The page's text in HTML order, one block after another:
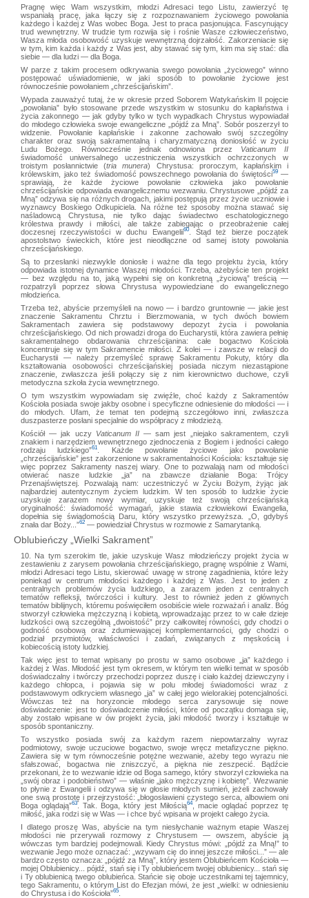
Pragnę więc Wam wszystkim, młodzi Adresaci tego Listu, zawierzyć tę
wspaniałą pracę, jaka łączy się z rozpoznawaniem życiowego powołania
każdego i każdej z Was wobec Boga. Jest to praca pasjonująca. Fascynujący
trud wewnętrzny. W trudzie tym rozwija się i rośnie Wasze człowieczeństwo,
Wasza młoda osobowość uzyskuje wewnętrzną dojrzałość. Zakorzeniacie się
w tym, kim każda i każdy z Was jest, aby stawać się tym, kim ma się stać: dla
siebie — dla ludzi — dla Boga.
W parze z takim procesem odkrywania swego powołania „życiowego” winno
postępować uświadomienie, w jaki sposób to powołanie życiowe jest
równocześnie powołaniem „chrześcijańskim”.
Wypada zauważyć tutaj, że w okresie przed Soborem Watykańskim II pojęcie
„powołania” było stosowane przede wszystkim w stosunku do kapłaństwa i
życia zakonnego — jak gdyby tylko w tych wypadkach Chrystus wypowiadał
do młodego człowieka swoje ewangeliczne „pójdź za Mną”. Sobór poszerzył to
widzenie. Powołanie kapłańskie i zakonne zachowało swój szczególny
charakter oraz swoją sakramentalną i charyzmatyczną doniosłość w życiu
Ludu Bożego. Równocześnie jednak odnowiona przez Vaticanum II
świadomość uniwersalnego uczestniczenia wszystkich ochrzczonych w
troistym posłannictwie (tria munera) Chrystusa: proroczym, kapłańskim i
królewskim, jako też świadomość powszechnego powołania do świętości59—
sprawiają, że każde życiowe powołanie człowieka jako powołanie
chrześcijańskie odpowiada ewangelicznemu wezwaniu. Chrystusowe „pójdź za
Mną” odzywa się na różnych drogach, jakimi postępują przez życie uczniowie i
wyznawcy Boskiego Odkupiciela. Na różne też sposoby można stawać się
naśladowcą Chrystusa, nie tylko dając świadectwo eschatologicznego
królestwa prawdy i miłości, ale także zabiegając o przeobrażenie całej
doczesnej rzeczywistości w duchu Ewangelii60. Stąd też bierze początek
apostolstwo świeckich, które jest nieodłączne od samej istoty powołania
chrześcijańskiego.
Są to przesłanki niezwykle doniosłe i ważne dla tego projektu życia, który
odpowiada istotnej dynamice Waszej młodości. Trzeba, ażebyście ten projekt
— bez względu na to, jaką wypełni się on konkretną „życiową” treścią —
rozpatrzyli poprzez słowa Chrystusa wypowiedziane do ewangelicznego
młodzieńca.
Trzeba też, abyście przemyśleli na nowo — i bardzo gruntownie — jakie jest
znaczenie Sakramentu Chrztu i Bierzmowania, w tych dwóch bowiem
Sakramentach zawiera się podstawowy depozyt życia i powołania
chrześcijańskiego. Od nich prowadzi droga do Eucharystii, która zawiera pełnię
sakramentalnego obdarowania chrześcijanina: całe bogactwo Kościoła
koncentruje się w tym Sakramencie miłości. Z kolei — i zawsze w relacji do
Eucharystii — należy przemyśleć sprawę Sakramentu Pokuty, który dla
kształtowania osobowości chrześcijańskiej posiada niczym niezastąpione
znaczenie, zwłaszcza jeśli połączy się z nim kierownictwo duchowe, czyli
metodyczna szkoła życia wewnętrznego.
O tym wszystkim wypowiadam się zwięźle, choć każdy z Sakramentów
Kościoła posiada swoje jakby osobne i specyficzne odniesienie do młodości — i
do młodych. Ufam, że temat ten podejmą szczegółowo inni, zwłaszcza
duszpasterze posłani specjalnie do współpracy z młodzieżą.
Kościół — jak uczy Vaticanum II— sam jest „niejako sakramentem, czyli
znakiem i narzędziem wewnętrznego zjednoczenia z Bogiem i jedności całego
rodzaju ludzkiego”61
. Każde powołanie życiowe jako powołanie
„chrześcijańskie” jest zakorzenione w sakramentalności Kościoła: kształtuje się
więc poprzez Sakramenty naszej wiary. One to pozwalają nam od młodości
otwierać nasze ludzkie „ja” na zbawcze działanie Boga: Trójcy
Przenajświętszej. Pozwalają nam: uczestniczyć w Życiu Bożym, żyjąc jak
najbardziej autentycznym życiem ludzkim. W ten sposób to ludzkie życie
uzyskuje zarazem nowy wymiar, uzyskuje też swoją chrześcijańską
oryginalność: świadomość wymagań, jakie stawia człowiekowi Ewangelia,
dopełnia się świadomością Daru, który wszystko przewyższa. „O, gdybyś
znała dar Boży...”62 — powiedział Chrystus w rozmowie z Samarytanką.
Oblubieńczy „Wielki Sakrament”
10. Na tym szerokim tle, jakie uzyskuje Wasz młodzieńczy projekt życia w
zestawieniu z zarysem powołania chrześcijańskiego, pragnę wspólnie z Wami,
młodzi Adresaci tego Listu, skierować uwagę w stronę zagadnienia, które leży
poniekąd w centrum młodości każdego i każdej z Was. Jest to jeden z
centralnych problemów życia ludzkiego, a zarazem jeden z centralnych
tematów refleksji, twórczości i kultury. Jest to również jeden z głównych
tematów biblijnych, któremu poświęciłem osobiście wiele rozważań i analiz. Bóg
stworzył człowieka mężczyzną i kobietą, wprowadzając przez to w całe dzieje
ludzkości ową szczególną „dwoistość” przy całkowitej równości, gdy chodzi o
godność osobową oraz zdumiewającej komplementarności, gdy chodzi o
podział przymiotów, właściwości i zadań, związanych z męskością i
kobiecością istoty ludzkiej.
Tak więc jest to temat wpisany po prostu w samo osobowe „ja” każdego i
każdej z Was. Młodość jest tym okresem, w którym ten wielki temat w sposób
doświadczalny i twórczy przechodzi poprzez duszę i ciało każdej dziewczyny i
każdego chłopca, i pojawia się w polu młodej świadomości wraz z
podstawowym odkryciem własnego „ja” w całej jego wielorakiej potencjalności.
Wówczas też na horyzoncie młodego serca zarysowuje się nowe
doświadczenie: jest to doświadczenie miłości, które od początku domaga się,
aby zostało wpisane w ów projekt życia, jaki młodość tworzy i kształtuje w
sposób spontaniczny.
To wszystko posiada swój za każdym razem niepowtarzalny wyraz
podmiotowy, swoje uczuciowe bogactwo, swoje wręcz metafizyczne piękno.
Zawiera się w tym równocześnie potężne wezwanie, ażeby tego wyrazu nie
sfałszować, bogactwa nie zniszczyć, a piękna nie zeszpecić. Bądźcie
przekonani, że to wezwanie idzie od Boga samego, który stworzył człowieka na
„swój obraz i podobieństwo” — właśnie „jako mężczyznę i kobietę”. Wezwanie
to płynie z Ewangelii i odzywa się w głosie młodych sumień, jeżeli zachowały
one swą prostotę i przejrzystość: „błogosławieni czystego serca, albowiem oni
Boga oglądają”63 . Tak. Boga, który jest Miłością64, macie oglądać poprzez tę
miłość, jaka rodzi się w Was — i chce być wpisana w projekt całego życia.
I dlatego proszę Was, abyście na tym niesłychanie ważnym etapie Waszej
młodości nie przerywali rozmowy z Chrystusem — owszem, abyście ją
wówczas tym bardziej podejmowali. Kiedy Chrystus mówi: „pójdź za Mną!” to
wezwanie Jego może oznaczać: „wzywam cię do innej jeszcze miłości...” — ale
bardzo często oznacza: „pójdź za Mną”, który jestem Oblubieńcem Kościoła —
mojej Oblubienicy... pójdź, stań się i Ty oblubieńcem twojej oblubienicy... stań się
i Ty oblubienicą twego oblubieńca. Stańcie się oboje uczestnikami tej tajemnicy,
tego Sakramentu, o którym List do Efezjan mówi, że jest „wielki: w odniesieniu
do Chrystusa i do Kościoła”65